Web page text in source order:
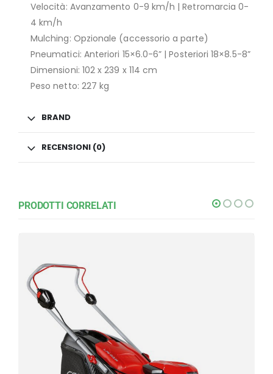
Velocità: Avanzamento 0-9 km/h | Retromarcia 0-
4 km/h
Mulching: Opzionale (accessorio a parte)
Pneumatici: Anteriori 15×6.0-6” | Posteriori 18×8.5-8”
Dimensioni: 102 x 239 x 114 cm
Peso netto: 227 kg
BRAND
RECENSIONI (0)
PRODOTTI CORRELATI